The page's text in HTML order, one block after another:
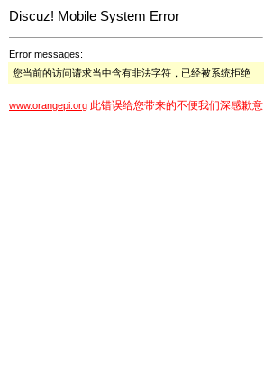
Discuz! Mobile System Error
Error messages:
您当前的访问请求当中含有非法字符，已经被系统拒绝
www.orangepi.org 此错误给您带来的不便我们深感歉意